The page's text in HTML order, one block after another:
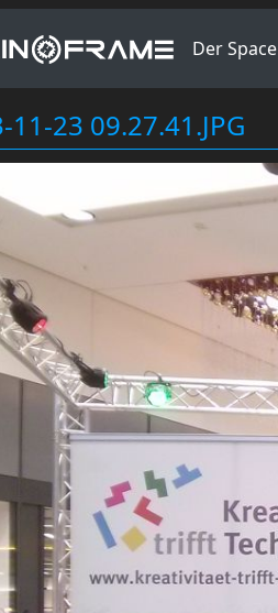
Der Space
11-23 09.27.41.JPG